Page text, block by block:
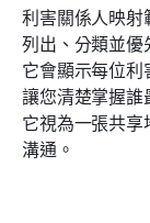
利害關係人映
列出、分類並
它會顯示每位利
讓您清楚掌握
它視為一張共
溝通。